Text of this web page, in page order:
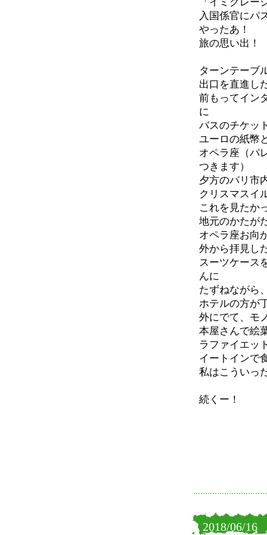
入国係官にパ
やったあ！
旅の思い出！
ターンテーブ
出口を直進し
前もってイン
に
バスのチケッ
ユーロの紙幣
オペラ座（パ
つきます）
夕方のパリ市
クリスマスイ
これを見たか
地元のかたが
オペラ座お向
外から拝見し
スーツケース
んに
たずねながら
ホテルの方が
外にでて、モ
本屋さんで絵
ラファイエッ
イートインで
私はこういっ
続くー！
2018/06/16